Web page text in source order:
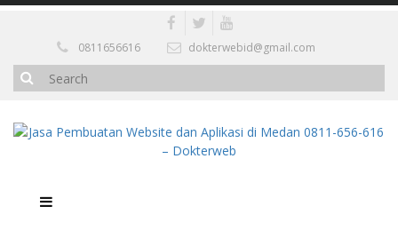
0811656616 dokterwebid@gmail.com